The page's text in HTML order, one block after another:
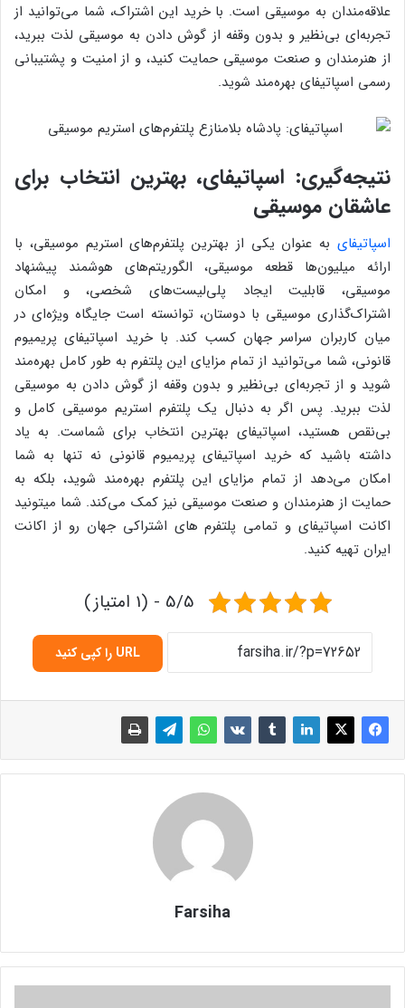
علاقه‌مندان به موسیقی است. با خرید این اشتراک، شما می‌توانید از
تجربه‌ای بی‌نظیر و بدون وقفه از گوش دادن به موسیقی لذت ببرید،
از هنرمندان و صنعت موسیقی حمایت کنید، و از امنیت و پشتیبانی
رسمی اسپاتیفای بهره‌مند شوید.
نتیجه‌گیری: اسپاتیفای، بهترین انتخاب برای
عاشقان موسیقی
اسپاتیفای به عنوان یکی از بهترین پلتفرم‌های استریم موسیقی، با
ارائه میلیون‌ها قطعه موسیقی، الگوریتم‌های هوشمند پیشنهاد
موسیقی، قابلیت ایجاد پلی‌لیست‌های شخصی، و امکان
اشتراک‌گذاری موسیقی با دوستان، توانسته است جایگاه ویژه‌ای در
میان کاربران سراسر جهان کسب کند. با خرید اسپاتیفای پریمیوم
قانونی، شما می‌توانید از تمام مزایای این پلتفرم به طور کامل بهره‌مند
شوید و از تجربه‌ای بی‌نظیر و بدون وقفه از گوش دادن به موسیقی
لذت ببرید. پس اگر به دنبال یک پلتفرم استریم موسیقی کامل و
بی‌نقص هستید، اسپاتیفای بهترین انتخاب برای شماست. به یاد
داشته باشید که خرید اسپاتیفای پریمیوم قانونی نه تنها به شما
امکان می‌دهد از تمام مزایای این پلتفرم بهره‌مند شوید، بلکه به
حمایت از هنرمندان و صنعت موسیقی نیز کمک می‌کند. شما میتونید
اکانت اسپاتیفای و تمامی پلتفرم های اشتراکی جهان رو از اکانت
ایران تهیه کنید.
5/5 - (1 امتیاز)
URL را کپی کنید
Farsiha